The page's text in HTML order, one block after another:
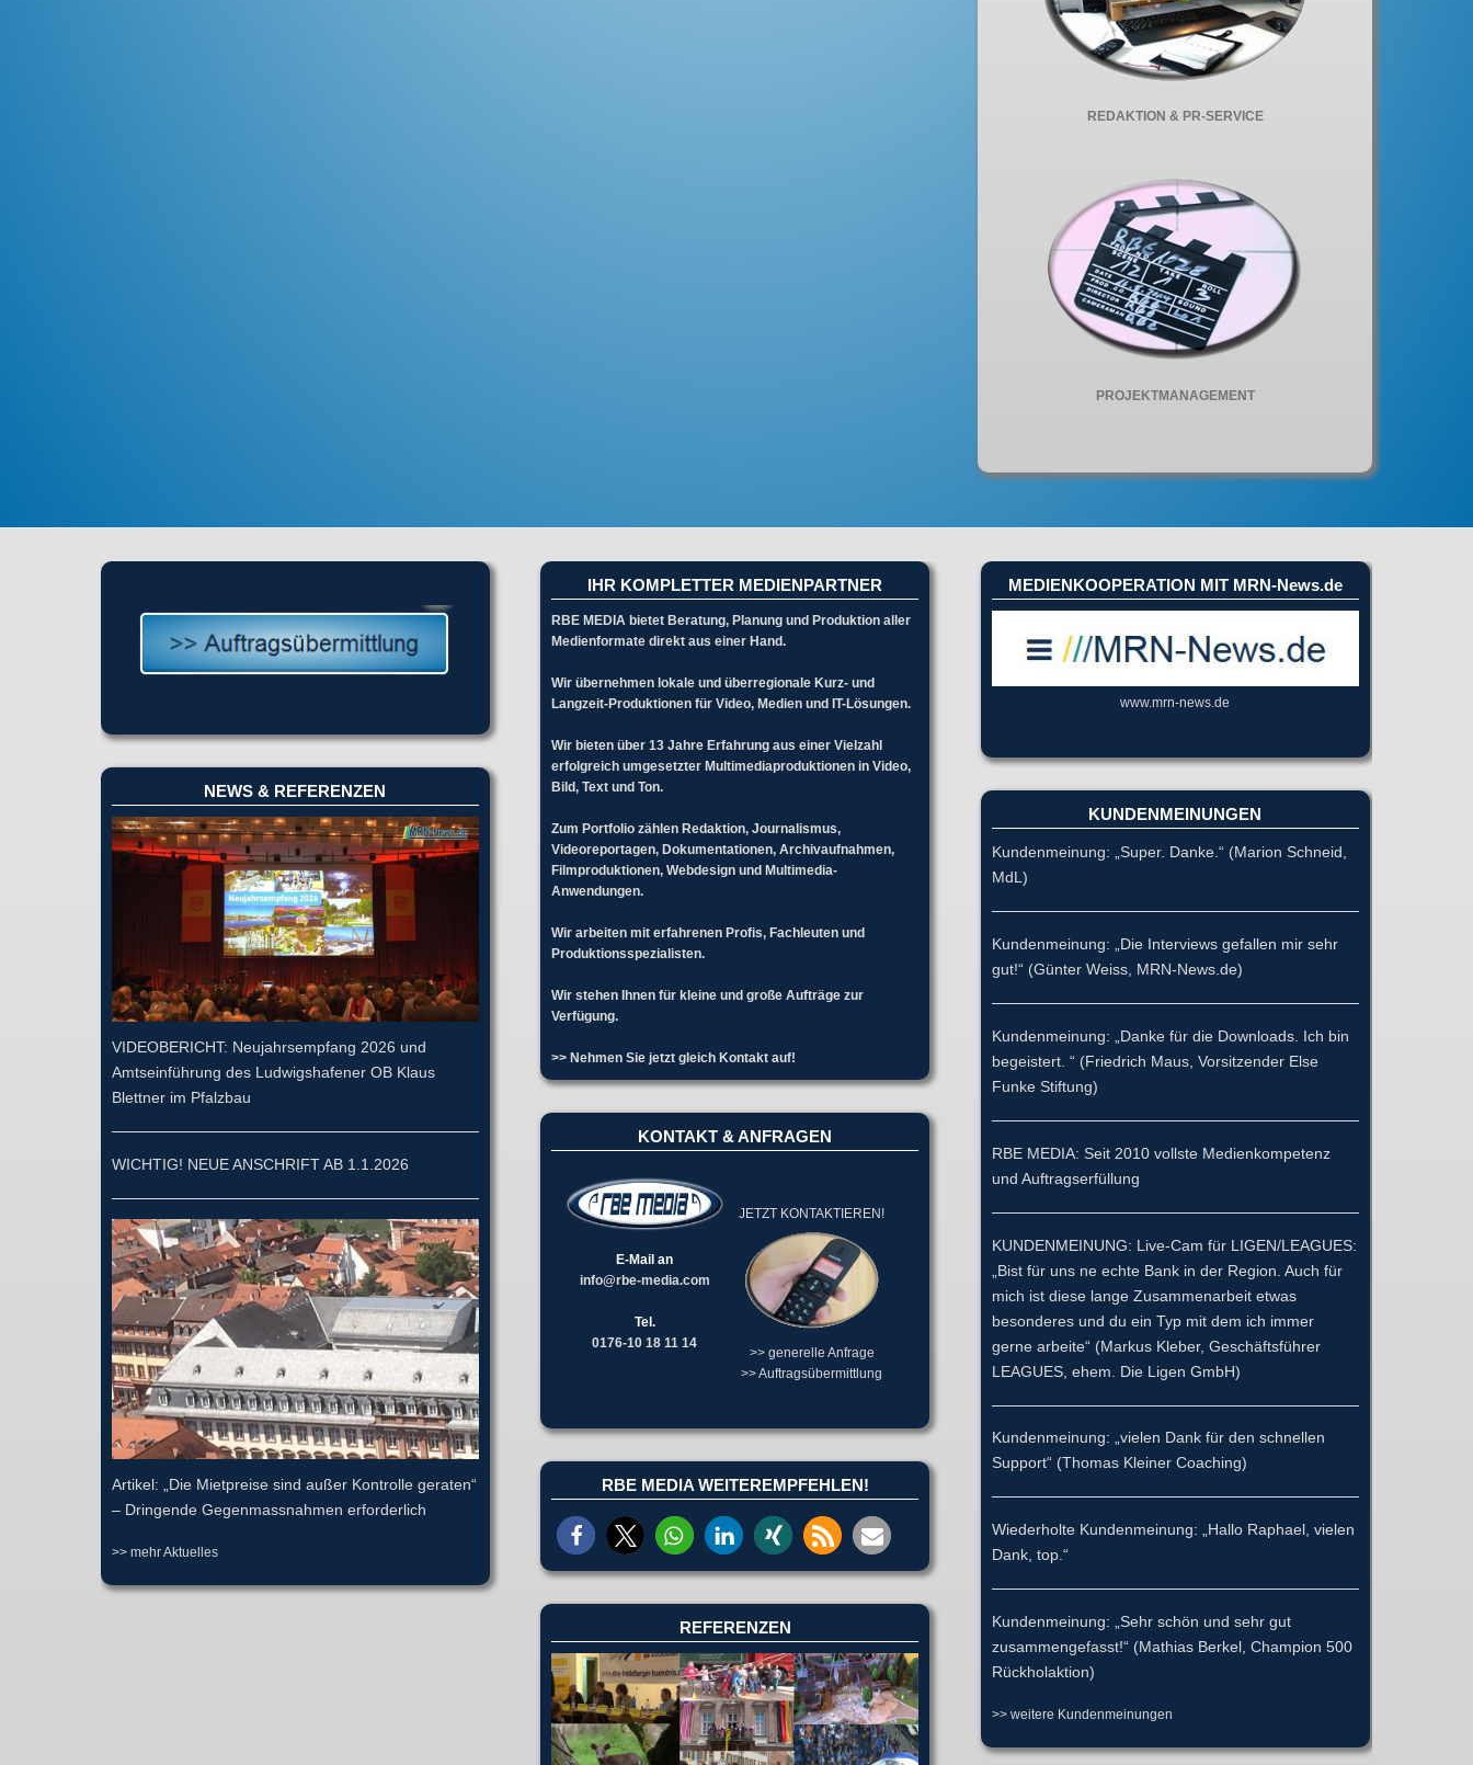
REDAKTION & PR-SERVICE
PROJEKTMANAGEMENT
NEWS & REFERENZEN
VIDEOBERICHT: Neujahrsempfang 2026 und
Amtseinführung des Ludwigshafener OB Klaus
Blettner im Pfalzbau
WICHTIG! NEUE ANSCHRIFT AB 1.1.2026
Artikel: „Die Mietpreise sind außer Kontrolle geraten“
– Dringende Gegenmassnahmen erforderlich
>> mehr Aktuelles
IHR KOMPLETTER MEDIENPARTNER
RBE MEDIA bietet Beratung, Planung und Produktion aller
Medienformate direkt aus einer Hand.
Wir übernehmen lokale und überregionale Kurz- und
Langzeit-Produktionen für Video, Medien und IT-Lösungen.
Wir bieten über 13 Jahre Erfahrung aus einer Vielzahl
erfolgreich umgesetzter Multimediaproduktionen in Video,
Bild, Text und Ton.
Zum Portfolio zählen Redaktion, Journalismus,
Videoreportagen, Dokumentationen, Archivaufnahmen,
Filmproduktionen, Webdesign und Multimedia-
Anwendungen.
Wir arbeiten mit erfahrenen Profis, Fachleuten und
Produktionsspezialisten.
Wir stehen Ihnen für kleine und große Aufträge zur
Verfügung.
>> Nehmen Sie jetzt gleich Kontakt auf!
KONTAKT & ANFRAGEN
E-Mail an
info@rbe-media.com
Tel.
0176-10 18 11 14
JETZT KONTAKTIEREN!
>> generelle Anfrage
>> Auftragsübermittlung
RBE MEDIA WEITEREMPFEHLEN!
REFERENZEN
MEDIENKOOPERATION MIT MRN-News.de
www.mrn-news.de
KUNDENMEINUNGEN
Kundenmeinung: „Super. Danke.“ (Marion Schneid,
MdL)
Kundenmeinung: „Die Interviews gefallen mir sehr
gut!“ (Günter Weiss, MRN-News.de)
Kundenmeinung: „Danke für die Downloads. Ich bin
begeistert. “ (Friedrich Maus, Vorsitzender Else
Funke Stiftung)
RBE MEDIA: Seit 2010 vollste Medienkompetenz
und Auftragserfüllung
KUNDENMEINUNG: Live-Cam für LIGEN/LEAGUES:
„Bist für uns ne echte Bank in der Region. Auch für
mich ist diese lange Zusammenarbeit etwas
besonderes und du ein Typ mit dem ich immer
gerne arbeite“ (Markus Kleber, Geschäftsführer
LEAGUES, ehem. Die Ligen GmbH)
Kundenmeinung: „vielen Dank für den schnellen
Support“ (Thomas Kleiner Coaching)
Wiederholte Kundenmeinung: „Hallo Raphael, vielen
Dank, top.“
Kundenmeinung: „Sehr schön und sehr gut
zusammengefasst!“ (Mathias Berkel, Champion 500
Rückholaktion)
>> weitere Kundenmeinungen